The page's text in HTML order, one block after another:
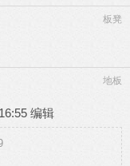
板凳
地板
编辑